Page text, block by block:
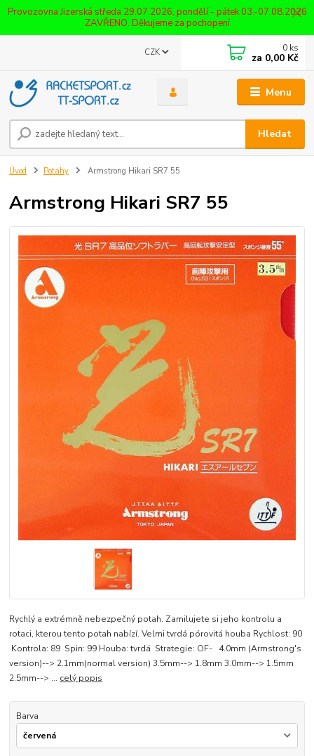
Provozovna Jizerská středa 29.07.2026, pondělí - pátek 03.-07.08.2026
ZAVŘENO. Děkujeme za pochopení
Menu
CZK
Hledat
0 ks
za 0,00 Kč
Úvod Potahy Armstrong Hikari SR7 55
Armstrong Hikari SR7 55
Rychlý a extrémně nebezpečný potah. Zamilujete si jeho kontrolu a
rotaci, kterou tento potah nabízí. Velmi tvrdá pórovitá houba Rychlost: 90
Kontrola: 89 Spin: 99 Houba: tvrdá Strategie: OF- 4.0mm (Armstrong's
version)--> 2.1mm(normal version) 3.5mm--> 1.8mm 3.0mm--> 1.5mm
2.5mm--> ... celý popis
Barva